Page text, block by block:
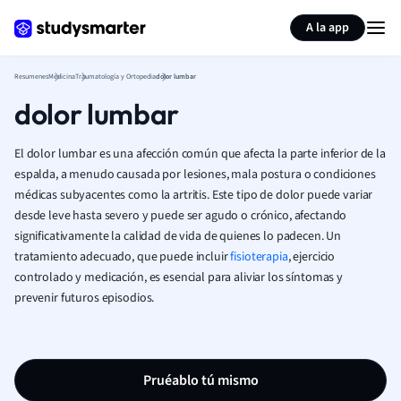
A la app
ResumenesMedicinaTraumatología y Ortopediadolor lumbar
dolor lumbar
El dolor lumbar es una afección común que afecta la parte inferior de la
espalda, a menudo causada por lesiones, mala postura o condiciones
médicas subyacentes como la artritis. Este tipo de dolor puede variar
desde leve hasta severo y puede ser agudo o crónico, afectando
significativamente la calidad de vida de quienes lo padecen. Un
tratamiento adecuado, que puede incluirfisioterapia, ejercicio
controlado y medicación, es esencial para aliviar los síntomas y
prevenir futuros episodios.
Pruéablo tú mismo
Resumir página